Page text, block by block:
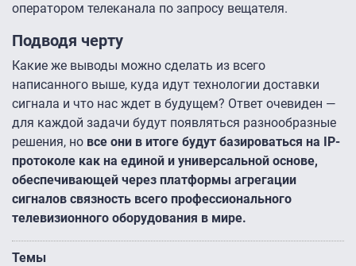
оператором телеканала по запросу вещателя.
Подводя черту
Какие же выводы можно сделать из всего
написанного выше, куда идут технологии доставки
сигнала и что нас ждет в будущем? Ответ очевиден —
для каждой задачи будут появляться разнообразные
решения, но все они в итоге будут базироваться на IP-
протоколе как на единой и универсальной основе,
обеспечивающей через платформы агрегации
сигналов связность всего профессионального
телевизионного оборудования в мире.
Темы